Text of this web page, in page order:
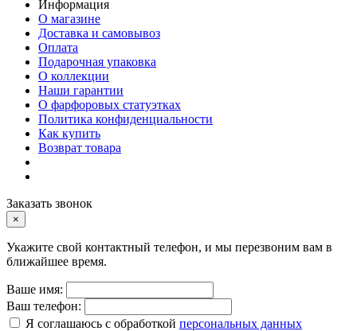
Информация
О магазине
Доставка и самовывоз
Оплата
Подарочная упаковка
О коллекции
Наши гарантии
О фарфоровых статуэтках
Политика конфиденциальности
Как купить
Возврат товара
Заказать звонок
×
Укажите свой контактный телефон, и мы перезвоним вам в
ближайшее время.
Ваше имя:
Ваш телефон:
Я соглашаюсь с обработкой персональных данных